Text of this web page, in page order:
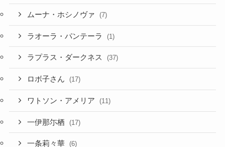
ムーナ・ホシノヴァ (7)
ラオーラ・パンテーラ (1)
ラプラス・ダークネス (37)
ロボ子さん (17)
ワトソン・アメリア (11)
一伊那尓栖 (17)
一条莉々華 (6)